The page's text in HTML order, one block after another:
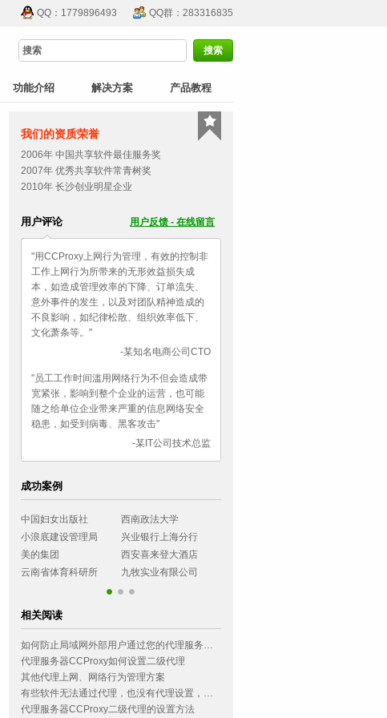
QQ：1779896493 QQ群：283316835
功能介绍 解决方案 产品教程
我们的资质荣誉
2006年 中国共享软件最佳服务奖
2007年 优秀共享软件常青树奖
2010年 长沙创业明星企业
用户评论 用户反馈 - 在线留言
"用CCProxy上网行为管理，有效的控制非
工作上网行为所带来的无形效益损失成
本，如造成管理效率的下降、订单流失、
意外事件的发生，以及对团队精神造成的
不良影响，如纪律松散、组织效率低下、
文化萧条等。"
-某知名电商公司CTO
"员工工作时间滥用网络行为不但会造成带
宽紧张，影响到整个企业的运营，也可能
随之给单位企业带来严重的信息网络安全
稳患，如受到病毒、黑客攻击"
-某IT公司技术总监
成功案例
中国妇女出版社
西南政法大学
小浪底建设管理局
兴业银行上海分行
美的集团
西安喜来登大酒店
云南省体育科研所
九牧实业有限公司
相关阅读
如何防止局域网外部用户通过您的代理服务器上网?
代理服务器CCProxy如何设置二级代理
其他代理上网、网络行为管理方案
有些软件无法通过代理，也没有代理设置，怎么办？(旧)
代理服务器CCProxy二级代理的设置方法